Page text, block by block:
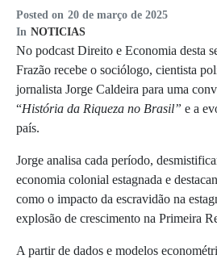
Posted on 20 de março de 2025
In NOTICIAS
No podcast Direito e Economia desta
Frazão recebe o sociólogo, cientista
jornalista Jorge Caldeira para uma
“História da Riqueza no Brasil” e a
país.
Jorge analisa cada período,
economia colonial estagnada e
como o impacto da escravidão na
explosão de crescimento na Primeira
A partir de dados e modelos